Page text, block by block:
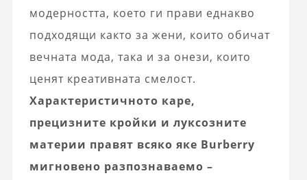
модерността, което ги прави еднакво
подходящи както за жени, които обичат
вечната мода, така и за онези, които
ценят креативната смелост.
Характеристичното каре,
прецизните кройки и луксозните
материи правят всяко яке Burberry
мигновено разпознаваемо –